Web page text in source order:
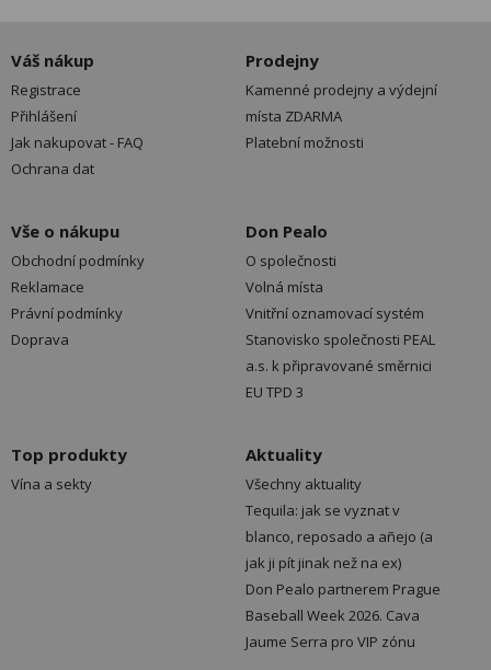
Váš nákup
Registrace
Přihlášení
Jak nakupovat - FAQ
Ochrana dat
Prodejny
Kamenné prodejny a výdejní
místa ZDARMA
Platební možnosti
Vše o nákupu
Obchodní podmínky
Reklamace
Právní podmínky
Doprava
Don Pealo
O společnosti
Volná místa
Vnitřní oznamovací systém
Stanovisko společnosti PEAL
a.s. k připravované směrnici
EU TPD 3
Top produkty
Vína a sekty
Aktuality
Všechny aktuality
Tequila: jak se vyznat v
blanco, reposado a añejo (a
jak ji pít jinak než na ex)
Don Pealo partnerem Prague
Baseball Week 2026. Cava
Jaume Serra pro VIP zónu